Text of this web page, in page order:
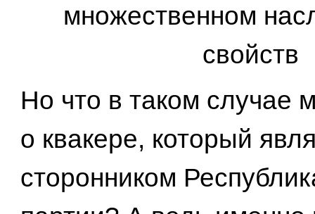
множественном
свойств
Но что в таком случае
о квакере, который
сторонником